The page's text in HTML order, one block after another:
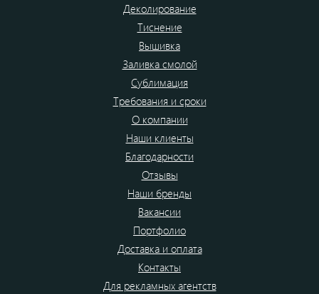
Деколирование
Тиснение
Вышивка
Заливка смолой
Сублимация
Требования и сроки
О компании
Наши клиенты
Благодарности
Отзывы
Наши бренды
Вакансии
Портфолио
Доставка и оплата
Контакты
Для рекламных агентств